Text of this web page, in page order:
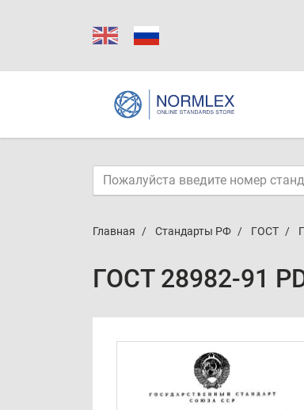
Главная Стандарты РФ ГОСТ
ГОСТ 28982-91